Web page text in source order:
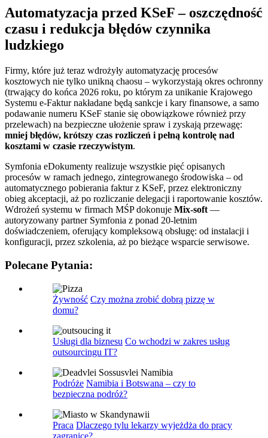
Automatyzacja przed KSeF – oszczędność
czasu i redukcja błędów czynnika
ludzkiego
Firmy, które już teraz wdrożyły automatyzację procesów
kosztowych nie tylko unikną chaosu – wykorzystają okres ochronny
(trwający do końca 2026 roku, po którym za unikanie Krajowego
Systemu e-Faktur nakładane będą sankcje i kary finansowe, a samo
podawanie numeru KSeF stanie się obowiązkowe również przy
przelewach) na bezpieczne ułożenie spraw i zyskają przewagę:
mniej błędów, krótszy czas rozliczeń i pełną kontrolę nad
kosztami w czasie rzeczywistym.
Symfonia eDokumenty realizuje wszystkie pięć opisanych
procesów w ramach jednego, zintegrowanego środowiska – od
automatycznego pobierania faktur z KSeF, przez elektroniczny
obieg akceptacji, aż po rozliczanie delegacji i raportowanie kosztów.
Wdrożeń systemu w firmach MŚP dokonuje Mix-soft —
autoryzowany partner Symfonia z ponad 20-letnim
doświadczeniem, oferujący kompleksową obsługę: od instalacji i
konfiguracji, przez szkolenia, aż po bieżące wsparcie serwisowe.
Polecane Pytania:
Żywność Czy można zrobić dobrą pizzę w
domu?
Usługi dla biznesu Co wchodzi w zakres usług
outsourcingu IT?
Podróże Namibia i Botswana – czy to
bezpieczna podróż?
Praca Dlaczego tylu lekarzy wyjeżdża do pracy
zagranicę?